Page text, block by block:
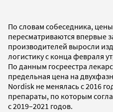
По словам собеседника,
пересматриваются впервые
производителей выросли
логистику с конца февраля
По данным госреестра
предельная цена на
Nordisk не менялась с 2016
препараты, по которым
с 2019–2021 годов.